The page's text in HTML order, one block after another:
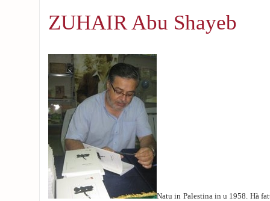
ZUHAIR Abu Shayeb
Natu in Palestina in u 1958. Hà